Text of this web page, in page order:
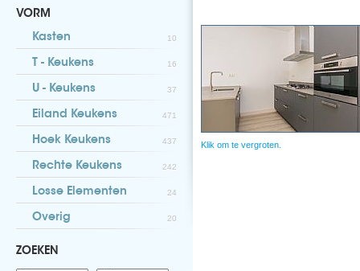
VORM
Kasten 10
T - Keukens 16
U - Keukens 37
Eiland Keukens 471
Hoek Keukens 437
Rechte Keukens 242
Losse Elementen 24
Overig 20
ZOEKEN
Klik om te vergroten.